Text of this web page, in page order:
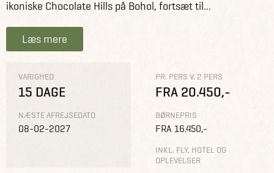
ikoniske Chocolate Hills på Bohol, fortsæt til...
Læs mere
VARIGHED
15 DAGE
NÆSTE AFREJSEDATO
08-02-2027
PR. PERS V. 2 PERS
FRA 20.450,-
BØRNEPRIS
FRA 16.450,-
INKL. FLY, HOTEL OG
OPLEVELSER